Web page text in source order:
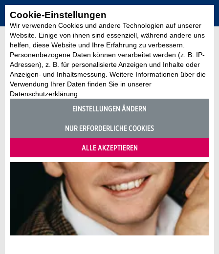
Cookie-Einstellungen
Wir verwenden Cookies und andere Technologien auf unserer
Website. Einige von ihnen sind essenziell, während andere uns
helfen, diese Website und Ihre Erfahrung zu verbessern.
Personenbezogene Daten können verarbeitet werden (z. B. IP-
Adressen), z. B. für personalisierte Anzeigen und Inhalte oder
Anzeigen- und Inhaltsmessung. Weitere Informationen über die
Verwendung Ihrer Daten finden Sie in unserer
Datenschutzerklärung.
EINSTELLUNGEN ÄNDERN
NUR ERFORDERLICHE COOKIES
ALLE AKZEPTIEREN